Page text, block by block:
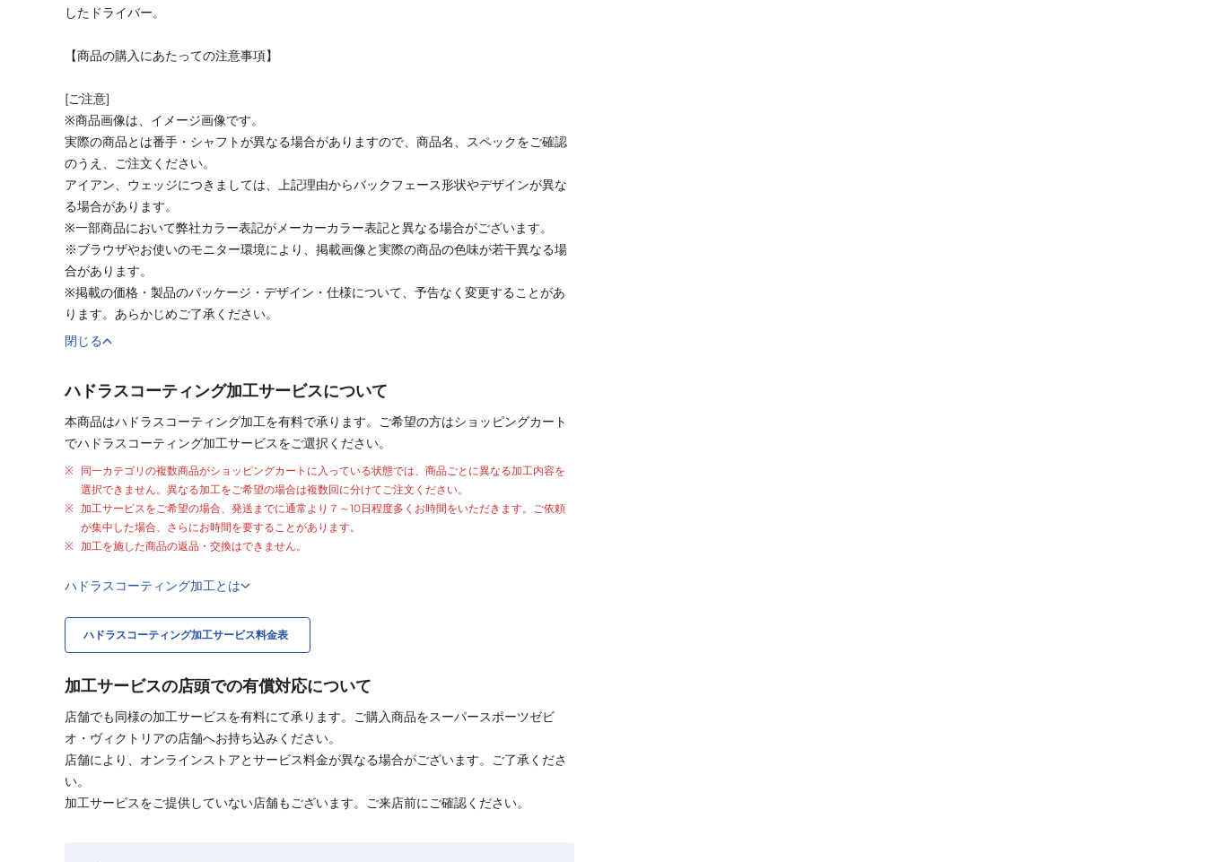
したドライバー。
【商品の購入にあたっての注意事項】
[ご注意]
※商品画像は、イメージ画像です。
実際の商品とは番手・シャフトが異なる場合がありますので、商品名、スペックをご確認
のうえ、ご注文ください。
アイアン、ウェッジにつきましては、上記理由からバックフェース形状やデザインが異な
る場合があります。
※一部商品において弊社カラー表記がメーカーカラー表記と異なる場合がございます。
※ブラウザやお使いのモニター環境により、掲載画像と実際の商品の色味が若干異なる場
合があります。
※掲載の価格・製品のパッケージ・デザイン・仕様について、予告なく変更することがあ
ります。あらかじめご了承ください。
閉じる
ハドラスコーティング加工サービスについて
本商品はハドラスコーティング加工を有料で承ります。ご希望の方はショッピングカート
でハドラスコーティング加工サービスをご選択ください。
同一カテゴリの複数商品がショッピングカートに入っている状態では、商品ごとに異なる加工内容を
選択できません。異なる加工をご希望の場合は複数回に分けてご注文ください。
加工サービスをご希望の場合、発送までに通常より ７～10日程度多くお時間をいただきます。ご依頼
が集中した場合、さらにお時間を要することがあります。
加工を施した商品の返品・交換はできません。
ハドラスコーティング加工とは
ハドラスコーティング加工サービス料金表
加工サービスの店頭での有償対応について
店舗でも同様の加工サービスを有料にて承ります。ご購入商品をスーパースポーツゼビ
オ・ヴィクトリアの店舗へお持ち込みください。
店舗により、オンラインストアとサービス料金が異なる場合がございます。ご了承くださ
い。
加工サービスをご提供していない店舗もございます。ご来店前にご確認ください。